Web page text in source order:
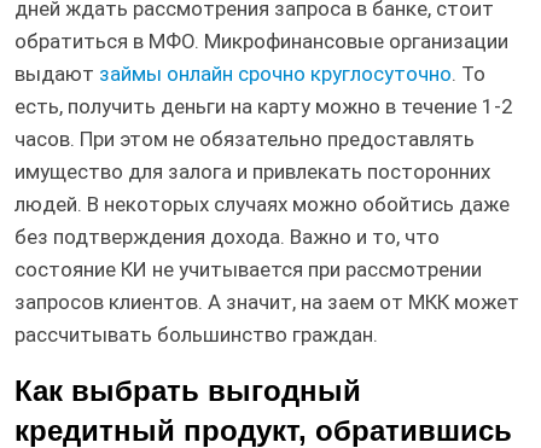
дней ждать рассмотрения запроса в банке, стоит
обратиться в МФО. Микрофинансовые организации
выдают займы онлайн срочно круглосуточно. То
есть, получить деньги на карту можно в течение 1-2
часов. При этом не обязательно предоставлять
имущество для залога и привлекать посторонних
людей. В некоторых случаях можно обойтись даже
без подтверждения дохода. Важно и то, что
состояние КИ не учитывается при рассмотрении
запросов клиентов. А значит, на заем от МКК может
рассчитывать большинство граждан.
Как выбрать выгодный
кредитный продукт, обратившись